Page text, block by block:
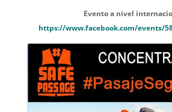
Evento a nivel
https://www.facebook.com/events/